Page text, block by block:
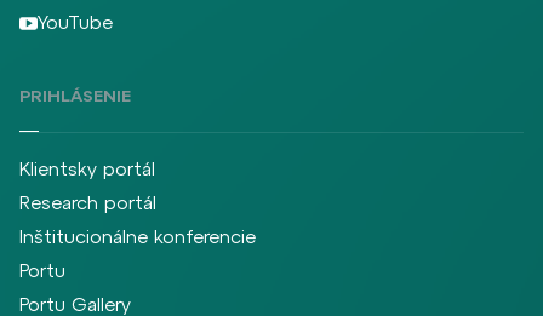
YouTube
PRIHLÁSENIE
Klientsky portál
Research portál
Inštitucionálne konferencie
Portu
Portu Gallery